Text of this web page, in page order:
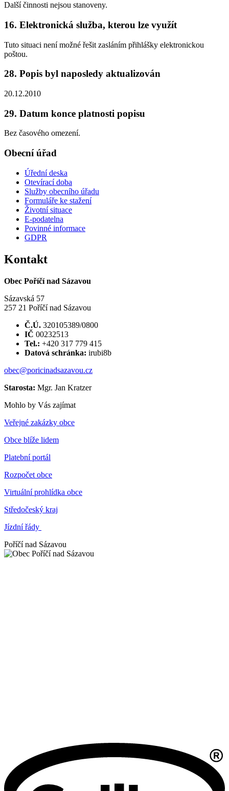
Další činnosti nejsou stanoveny.
16. Elektronická služba, kterou lze využít
Tuto situaci není možné řešit zasláním přihlášky elektronickou
poštou.
28. Popis byl naposledy aktualizován
20.12.2010
29. Datum konce platnosti popisu
Bez časového omezení.
Obecní úřad
Úřední deska
Otevírací doba
Služby obecního úřadu
Formuláře ke stažení
Životní situace
E-podatelna
Povinné informace
GDPR
Kontakt
Obec Poříčí nad Sázavou
Sázavská 57
257 21 Poříčí nad Sázavou
Č.Ú. 320105389/0800
IČ 00232513
Tel.: +420 317 779 415
Datová schránka: irubi8b
obec@poricinadsazavou.cz
Starosta: Mgr. Jan Kratzer
Mohlo by Vás zajímat
Veřejné zakázky obce
Obce blíže lidem
Platební portál
Rozpočet obce
Virtuální prohlídka obce
Středočeský kraj
Jízdní řády
Poříčí nad Sázavou